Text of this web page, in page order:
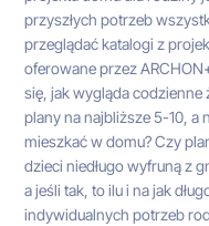
przyszłych potrzeb
przeglądać katalogi z
oferowane przez
się, jak wygląda codzienne
plany na najbliższe 5-10, a
mieszkać w domu? Czy
dzieci niedługo wyfruną z
a jeśli tak, to ilu i na jak
indywidualnych potrzeb